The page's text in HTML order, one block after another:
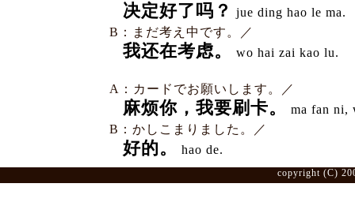
决定好了吗？ jue ding hao le ma.
B：まだ考え中です。／
我还在考虑。 wo hai zai kao lu.
A：カードでお願いします。／
麻烦你，我要刷卡。
ma fan ni,
B：かしこまりました。／
好的。 hao de.
copyright (C)